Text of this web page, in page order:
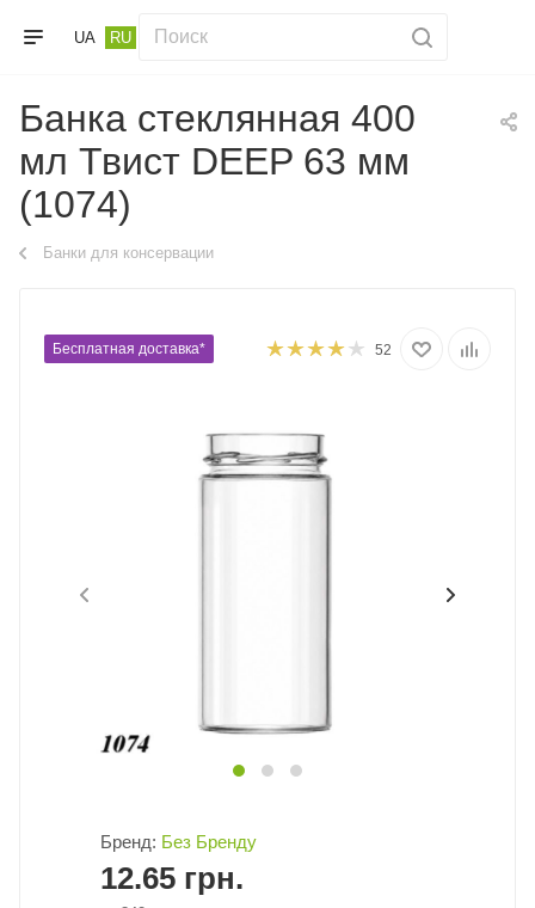
UA RU
Банка стеклянная 400
мл Твист DEEP 63 мм
(1074)
Банки для консервации
Бесплатная доставка* 52
Бренд: Без Бренду
12.65 грн.